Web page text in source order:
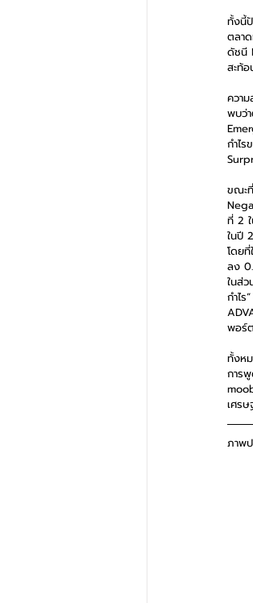
ทั้งนี้
ตลา
ดัชนี
สะท้
ควา
พบว่
กำไ
ขณะ
ที่ 2
ในปี
โดย
ลง
ในส่
กำไร
พอร์
ทั้งห
การ
เศร
ภาพ